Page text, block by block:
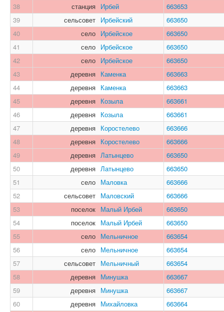
38
станция Ирбей
663653
39
сельсовет Ирбейский
663650
40
село Ирбейское
663650
41
село Ирбейское
663650
42
село Ирбейское
663650
43
деревня Каменка
663663
44
деревня Каменка
663663
45
деревня Козыла
663661
46
деревня Козыла
663661
47
деревня Коростелево
663666
48
деревня Коростелево
663666
49
деревня Латынцево
663650
50
деревня Латынцево
663650
51
село Маловка
663666
52
сельсовет Маловский
663666
53
поселок Малый Ирбей
663650
54
поселок Малый Ирбей
663650
55
село Мельничное
663654
56
село Мельничное
663654
57
сельсовет Мельничный
663654
58
деревня Минушка
663667
59
деревня Минушка
663667
60
деревня Михайловка
663664